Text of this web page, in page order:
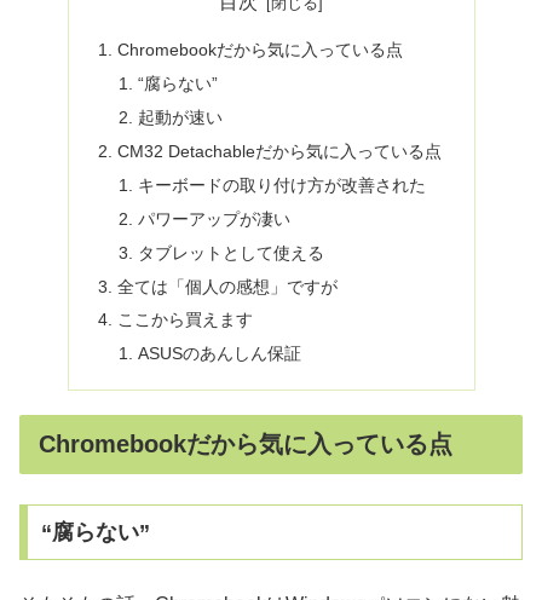
Chromebookだから気に入っている点
“腐らない”
起動が速い
CM32 Detachableだから気に入っている点
キーボードの取り付け方が改善された
パワーアップが凄い
タブレットとして使える
全ては「個人の感想」ですが
ここから買えます
ASUSのあんしん保証
Chromebookだから気に入っている点
“腐らない”